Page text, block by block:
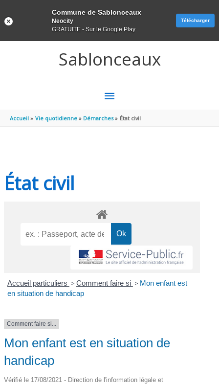
Sablonceaux
MENU
PRINCIPAL
Accueil Vie quotidienne Démarches État civil
État civil
Accueil particuliers > Comment faire si > Mon enfant est
en situation de handicap
Comment faire si...
Mon enfant est en situation de
handicap
Vérifié le 17/08/2021 - Direction de l'information légale et
Commune de Sablonceaux
Neocity
GRATUITE - Sur le Google Play
Télécharger